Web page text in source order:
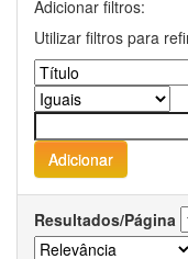
Adicionar filtros:
Utilizar filtros para
Resultados/Página